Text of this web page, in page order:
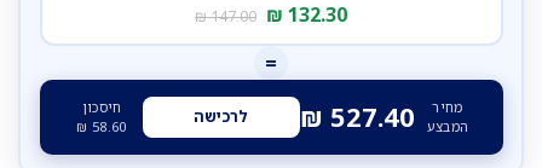
132.30
₪
147.00
₪
=
מחיר
המבצע
527.40
₪ לרכישה
חיסכון
58.60
₪